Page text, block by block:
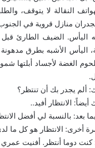
النقالة لا يتوقف،
منازل قروية في
اليأس. الضيف الطارئ
اليأس الأشبه بطرق مدهونة
الغضة لأجساد أبلتها
ألم يجدر بك أن تنتظر؟
الانتظار أفيد..
بعد: بالنسبة لي أفضل
أخرى: الانتظار هو كل ما
كنت دوما أنتظر. أفنيت عمري